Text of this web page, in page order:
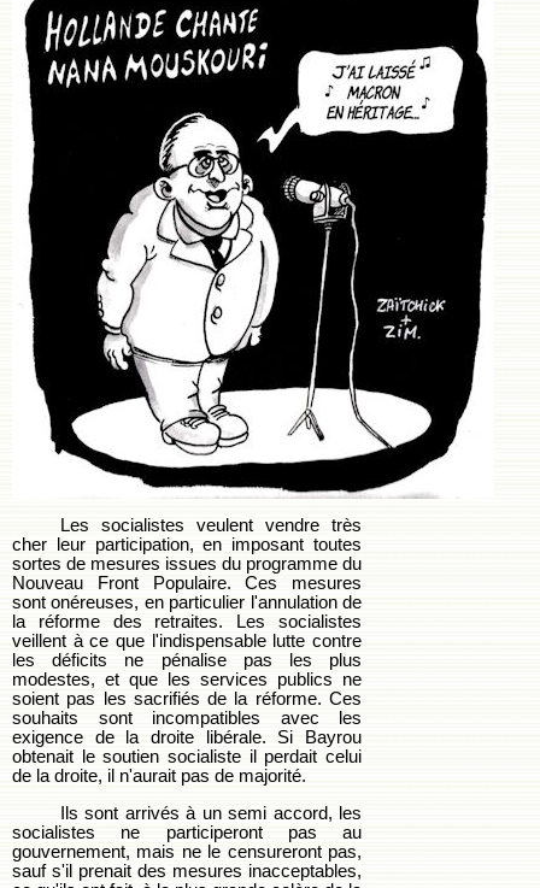
Les socialistes veulent vendre très
cher leur participation, en imposant toutes
sortes de mesures issues du programme du
Nouveau Front Populaire. Ces mesures
sont onéreuses, en particulier l'annulation de
la réforme des retraites. Les socialistes
veillent à ce que l'indispensable lutte contre
les déficits ne pénalise pas les plus
modestes, et que les services publics ne
soient pas les sacrifiés de la réforme. Ces
souhaits sont incompatibles avec les
exigence de la droite libérale. Si Bayrou
obtenait le soutien socialiste il perdait celui
de la droite, il n'aurait pas de majorité.
Ils sont arrivés à un semi accord, les
socialistes ne participeront pas au
gouvernement, mais ne le censureront pas,
sauf s'il prenait des mesures inacceptables,